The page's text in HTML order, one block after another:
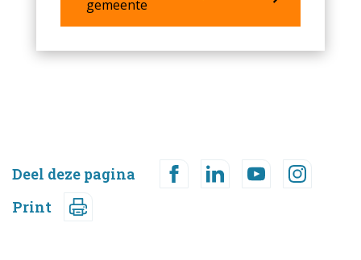
gemeente
Deel deze pagina
Print